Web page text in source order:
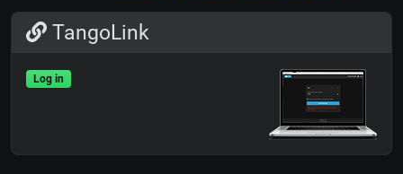
TangoLink
Log in